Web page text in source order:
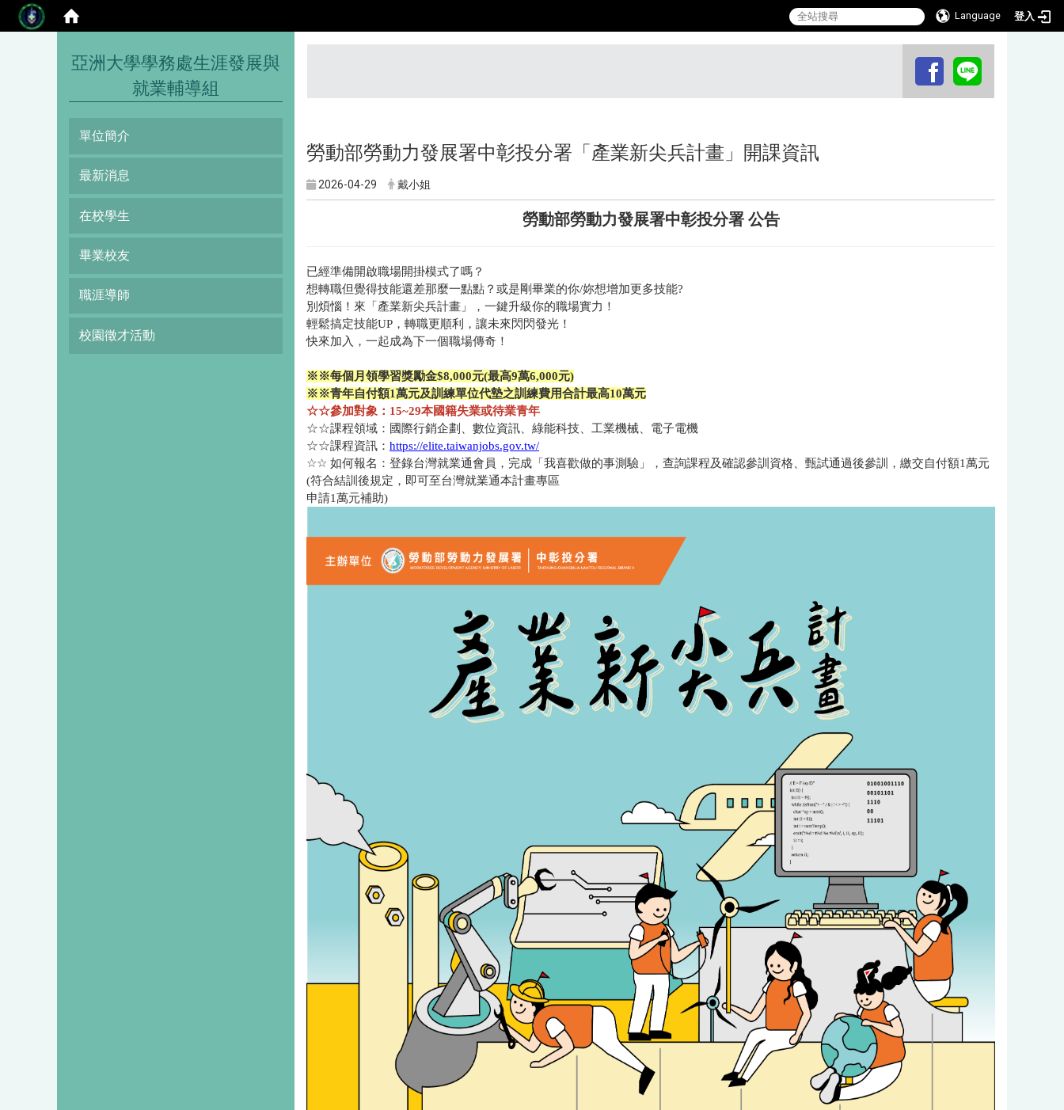
Language 登入
亞洲大學學務處生涯發展與
就業輔導組
單位簡介
最新消息
在校學生
畢業校友
職涯導師
校園徵才活動
勞動部勞動力發展署中彰投分署「產業新尖兵計畫」開課資訊
2026-04-29 戴小姐
勞動部勞動力發展署中彰投分署 公告
已經準備開啟職場開掛模式了嗎？
想轉職但覺得技能還差那麼一點點？或是剛畢業的你/妳想增加更多技能?
別煩惱！來「產業新尖兵計畫」，一鍵升級你的職場實力！
輕鬆搞定技能UP，轉職更順利，讓未來閃閃發光！
快來加入，一起成為下一個職場傳奇！
※※每個月領學習獎勵金$8,000元(最高9萬6,000元)
※※青年自付額1萬元及訓練單位代墊之訓練費用合計最高10萬元
☆☆參加對象：15~29本國籍失業或待業青年
☆☆課程領域：國際行銷企劃、數位資訊、綠能科技、工業機械、電子電機
☆☆課程資訊： https://elite.taiwanjobs.gov.tw/
☆☆ 如何報名：登錄台灣就業通會員，完成「我喜歡做的事測驗」，查詢課程及確認參訓資格、甄試通過後參訓，繳交自付額1萬元
(符合結訓後規定，即可至台灣就業通本計畫專區
申請1萬元補助)